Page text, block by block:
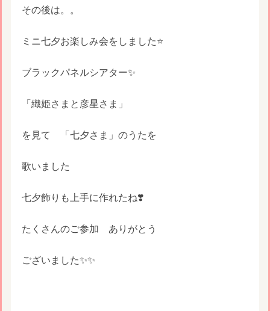
その後は。。
ミニ七夕お楽しみ会をしました⭐️
ブラックパネルシアター✨
「織姫さまと彦星さま」
を見て 「七夕さま」のうたを
歌いました
七夕飾りも上手に作れたね❣️
たくさんのご参加 ありがとう
ございました✨✨